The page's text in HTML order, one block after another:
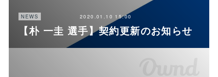
NEWS 2020.01.10 15:00
【朴 一圭 選手】契約更新のお知らせ